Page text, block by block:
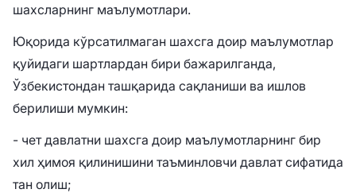
шахсларнинг маълумотлари.
Юқорида кўрсатилмаган шахсга доир маълумотлар
қуйидаги шартлардан бири бажарилганда,
Ўзбекистондан ташқарида сақланиши ва ишлов
берилиши мумкин:
- чет давлатни шахсга доир маълумотларнинг бир
хил ҳимоя қилинишини таъминловчи давлат сифатида
тан олиш;